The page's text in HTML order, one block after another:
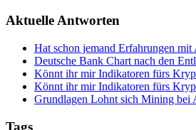
Aktuelle Antworten
Hat schon jemand Erfahrungen mit
Deutsche Bank Chart nach den
Könnt ihr mir Indikatoren fürs
Könnt ihr mir Indikatoren fürs
Grundlagen Lohnt sich Mining bei
Tags